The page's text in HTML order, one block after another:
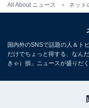
All About ニュース ネット
国内外のSNSで話題の人＆ト
だけでちょっと得する、なん
きゃ）損」ニュースが盛りだく